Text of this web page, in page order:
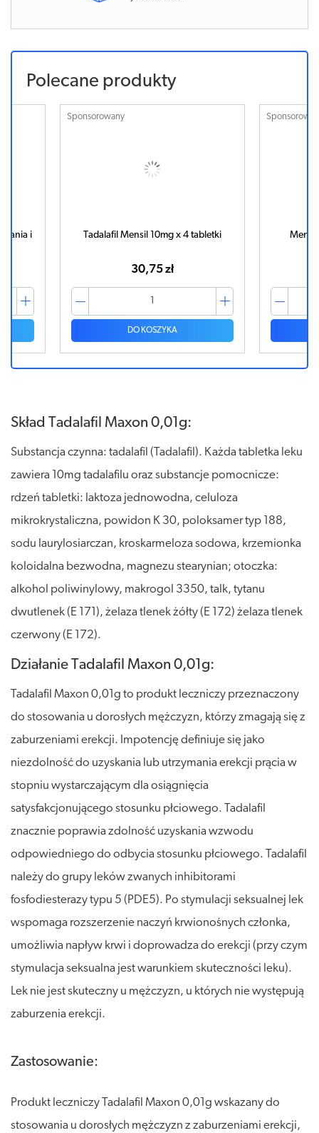
Polecane produkty
i
Sponsorowany
Tadalafil Mensil 10mg x 4 tabletki
30,75 zł
DO KOSZYKA
Skład Tadalafil Maxon 0,01g:
Substancja czynna: tadalafil (Tadalafil). Każda tabletka leku
zawiera 10mg tadalafilu oraz substancje pomocnicze:
rdzeń tabletki: laktoza jednowodna, celuloza
mikrokrystaliczna, powidon K 30, poloksamer typ 188,
sodu laurylosiarczan, kroskarmeloza sodowa, krzemionka
koloidalna bezwodna, magnezu stearynian; otoczka:
alkohol poliwinylowy, makrogol 3350, talk, tytanu
dwutlenek (E 171), żelaza tlenek żółty (E 172) żelaza tlenek
czerwony (E 172).
Działanie Tadalafil Maxon 0,01g:
Tadalafil Maxon 0,01g to produkt leczniczy przeznaczony
do stosowania u dorosłych mężczyzn, którzy zmagają się z
zaburzeniami erekcji. Impotencję definiuje się jako
niezdolność do uzyskania lub utrzymania erekcji prącia w
stopniu wystarczającym dla osiągnięcia
satysfakcjonującego stosunku płciowego. Tadalafil
znacznie poprawia zdolność uzyskania wzwodu
odpowiedniego do odbycia stosunku płciowego. Tadalafil
należy do grupy leków zwanych inhibitorami
fosfodiesterazy typu 5 (PDE5). Po stymulacji seksualnej lek
wspomaga rozszerzenie naczyń krwionośnych członka,
umożliwia napływ krwi i doprowadza do erekcji (przy czym
stymulacja seksualna jest warunkiem skuteczności leku).
Lek nie jest skuteczny u mężczyzn, u których nie występują
zaburzenia erekcji.
Zastosowanie:
Produkt leczniczy Tadalafil Maxon 0,01g wskazany do
stosowania u dorosłych mężczyzn z zaburzeniami erekcji,